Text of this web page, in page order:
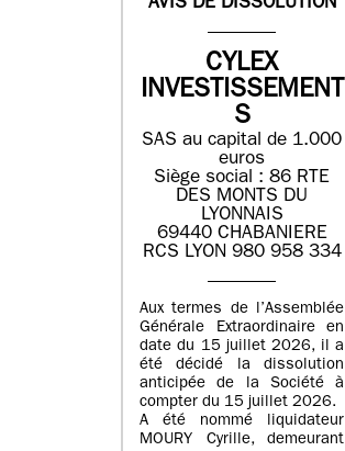
AVIS DE DISSOLUTION
CYLEX
INVESTISSEMENT
S
SAS au capital de 1.000
euros
Siège social : 86 RTE
DES MONTS DU
LYONNAIS
69440 CHABANIERE
RCS LYON 980 958 334
Aux termes de l’Assemblée
Générale Extraordinaire en
date du 15 juillet 2026, il a
été décidé la dissolution
anticipée de la Société à
compter du 15 juillet 2026.
A été nommé liquidateur
MOURY Cyrille, demeurant